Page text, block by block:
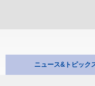
ニュース&トピック